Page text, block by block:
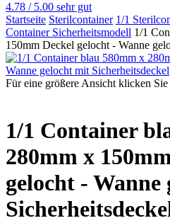
4.78 / 5.00 sehr gut
Startseite Sterilcontainer 1/1
Container Sicherheitsmodell 1/1
150mm Deckel gelocht - Wanne
Für eine größere Ansicht klicken
1/1 Container
280mm x
gelocht -